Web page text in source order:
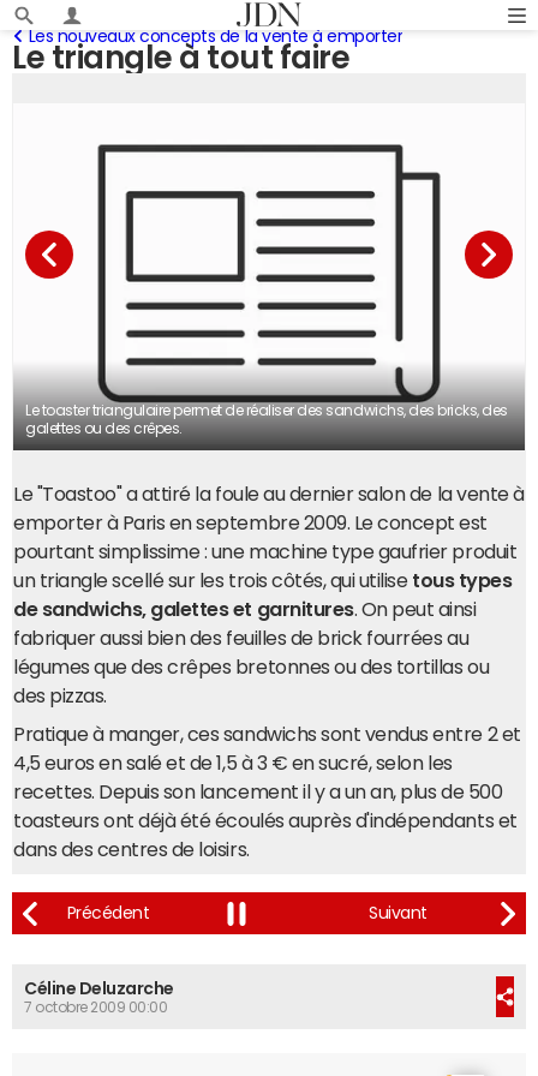
Le triangle à tout faire
Les nouveaux concepts de la vente à emporter
Le toaster triangulaire permet de réaliser des sandwichs, des bricks, des
galettes ou des crêpes.
Le "Toastoo" a attiré la foule au dernier salon de la vente à
emporter à Paris en septembre 2009. Le concept est
pourtant simplissime : une machine type gaufrier produit
un triangle scellé sur les trois côtés, qui utilise tous types
de sandwichs, galettes et garnitures. On peut ainsi
fabriquer aussi bien des feuilles de brick fourrées au
légumes que des crêpes bretonnes ou des tortillas ou
des pizzas.
Pratique à manger, ces sandwichs sont vendus entre 2 et
4,5 euros en salé et de 1,5 à 3 € en sucré, selon les
recettes. Depuis son lancement il y a un an, plus de 500
toasteurs ont déjà été écoulés auprès d'indépendants et
dans des centres de loisirs.
Céline Deluzarche
7 octobre 2009 00:00